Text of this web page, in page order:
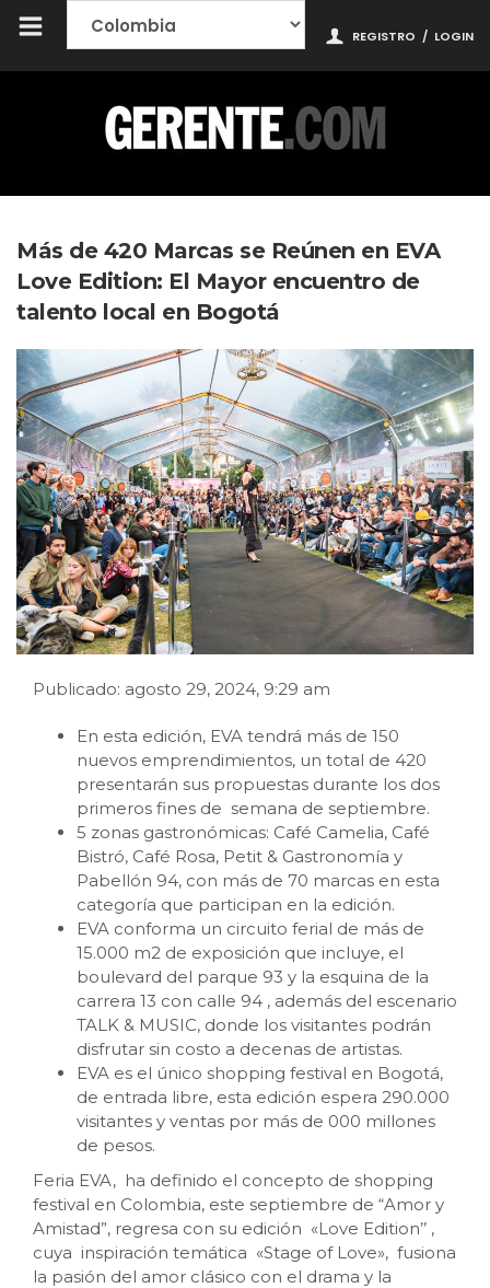
REGISTRO / LOGIN
Más de 420 Marcas se Reúnen en EVA
Love Edition: El Mayor encuentro de
talento local en Bogotá
Publicado: agosto 29, 2024, 9:29 am
En esta edición, EVA tendrá más de 150
nuevos emprendimientos, un total de 420
presentarán sus propuestas durante los dos
primeros fines de semana de septiembre.
5 zonas gastronómicas: Café Camelia, Café
Bistró, Café Rosa, Petit & Gastronomía y
Pabellón 94, con más de 70 marcas en esta
categoría que participan en la edición.
EVA conforma un circuito ferial de más de
15.000 m2 de exposición que incluye, el
boulevard del parque 93 y la esquina de la
carrera 13 con calle 94 , además del escenario
TALK & MUSIC, donde los visitantes podrán
disfrutar sin costo a decenas de artistas.
EVA es el único shopping festival en Bogotá,
de entrada libre, esta edición espera 290.000
visitantes y ventas por más de 000 millones
de pesos.
Feria EVA, ha definido el concepto de shopping
festival en Colombia, este septiembre de “Amor y
Amistad”, regresa con su edición «Love Edition’’ ,
cuya inspiración temática «Stage of Love», fusiona
la pasión del amor clásico con el drama y la